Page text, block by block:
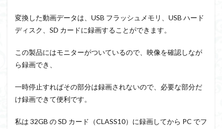
変換した動画データは、USB フラッシュメモリ、USB ハード
ディスク、SD カードに録画することができます。
この製品にはモニターがついているので、映像を確認しなが
ら録画でき、
一時停止すればその部分は録画されないので、必要な部分だ
け録画できて便利です。
私は 32GB の SD カード（CLASS10）に録画してから PC でフ